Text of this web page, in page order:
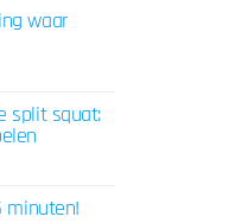
waar
split squat:
minuten!